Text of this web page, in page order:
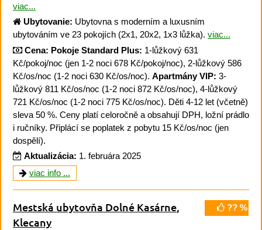
viac...
Ubytovanie: Ubytovna s moderním a luxusním
ubytováním ve 23 pokojích (2x1, 20x2, 1x3 lůžka). viac...
Cena: Pokoje Standard Plus: 1-lůžkový 631
Kč/pokoj/noc (jen 1-2 noci 678 Kč/pokoj/noc), 2-lůžkový 586
Kč/os/noc (1-2 noci 630 Kč/os/noc). Apartmány VIP: 3-
lůžkový 811 Kč/os/noc (1-2 noci 872 Kč/os/noc), 4-lůžkový
721 Kč/os/noc (1-2 noci 775 Kč/os/noc). Děti 4-12 let (včetně)
sleva 50 %. Ceny platí celoročně a obsahují DPH, ložní prádlo
i ručníky. Připlácí se poplatek z pobytu 15 Kč/os/noc (jen
dospělí).
Aktualizácia: 1. februára 2025
viac info ...
?? %
Mestská ubytovňa Dolné Kasárne
Klecany